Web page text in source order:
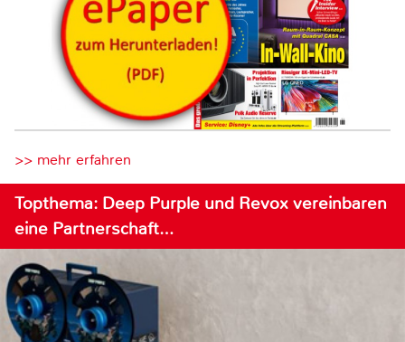
>> mehr erfahren
Topthema: Deep Purple und Revox vereinbaren
eine Partnerschaft…